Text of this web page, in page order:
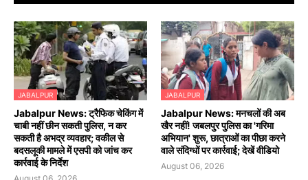
JABALPUR
Jabalpur News: ट्रैफिक चेकिंग में
चाबी नहीं छीन सकती पुलिस, न कर
सकती है अभद्र व्यवहार; वकील से
बदसलूकी मामले में एसपी को जांच कर
कार्रवाई के निर्देश
JABALPUR
Jabalpur News: मनचलों की अब
खैर नहीं! जबलपुर पुलिस का 'गरिमा
अभियान' शुरू, छात्राओं का पीछा करने
वाले संदिग्धों पर कार्रवाई; देखें वीडियो
August 06, 2026